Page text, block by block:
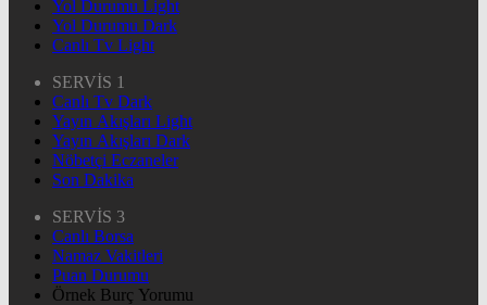
Yol Durumu Light
Yol Durumu Dark
Canlı Tv Light
SERVİS 1
Canlı Tv Dark
Yayın Akışları Light
Yayın Akışları Dark
Nöbetçi Eczaneler
Son Dakika
SERVİS 3
Canlı Borsa
Namaz Vakitleri
Puan Durumu
Örnek Burç Yorumu